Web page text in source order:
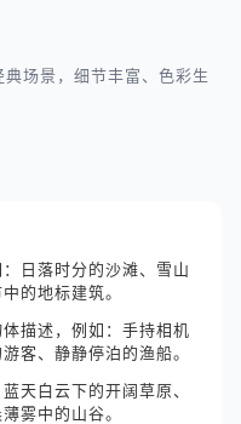
场景，细节丰富、色彩生
日落时分的沙滩、雪山
的地标建筑。
描述，例如：手持相机
客、静静停泊的渔船。
天白云下的开阔草原、
雾中的山谷。